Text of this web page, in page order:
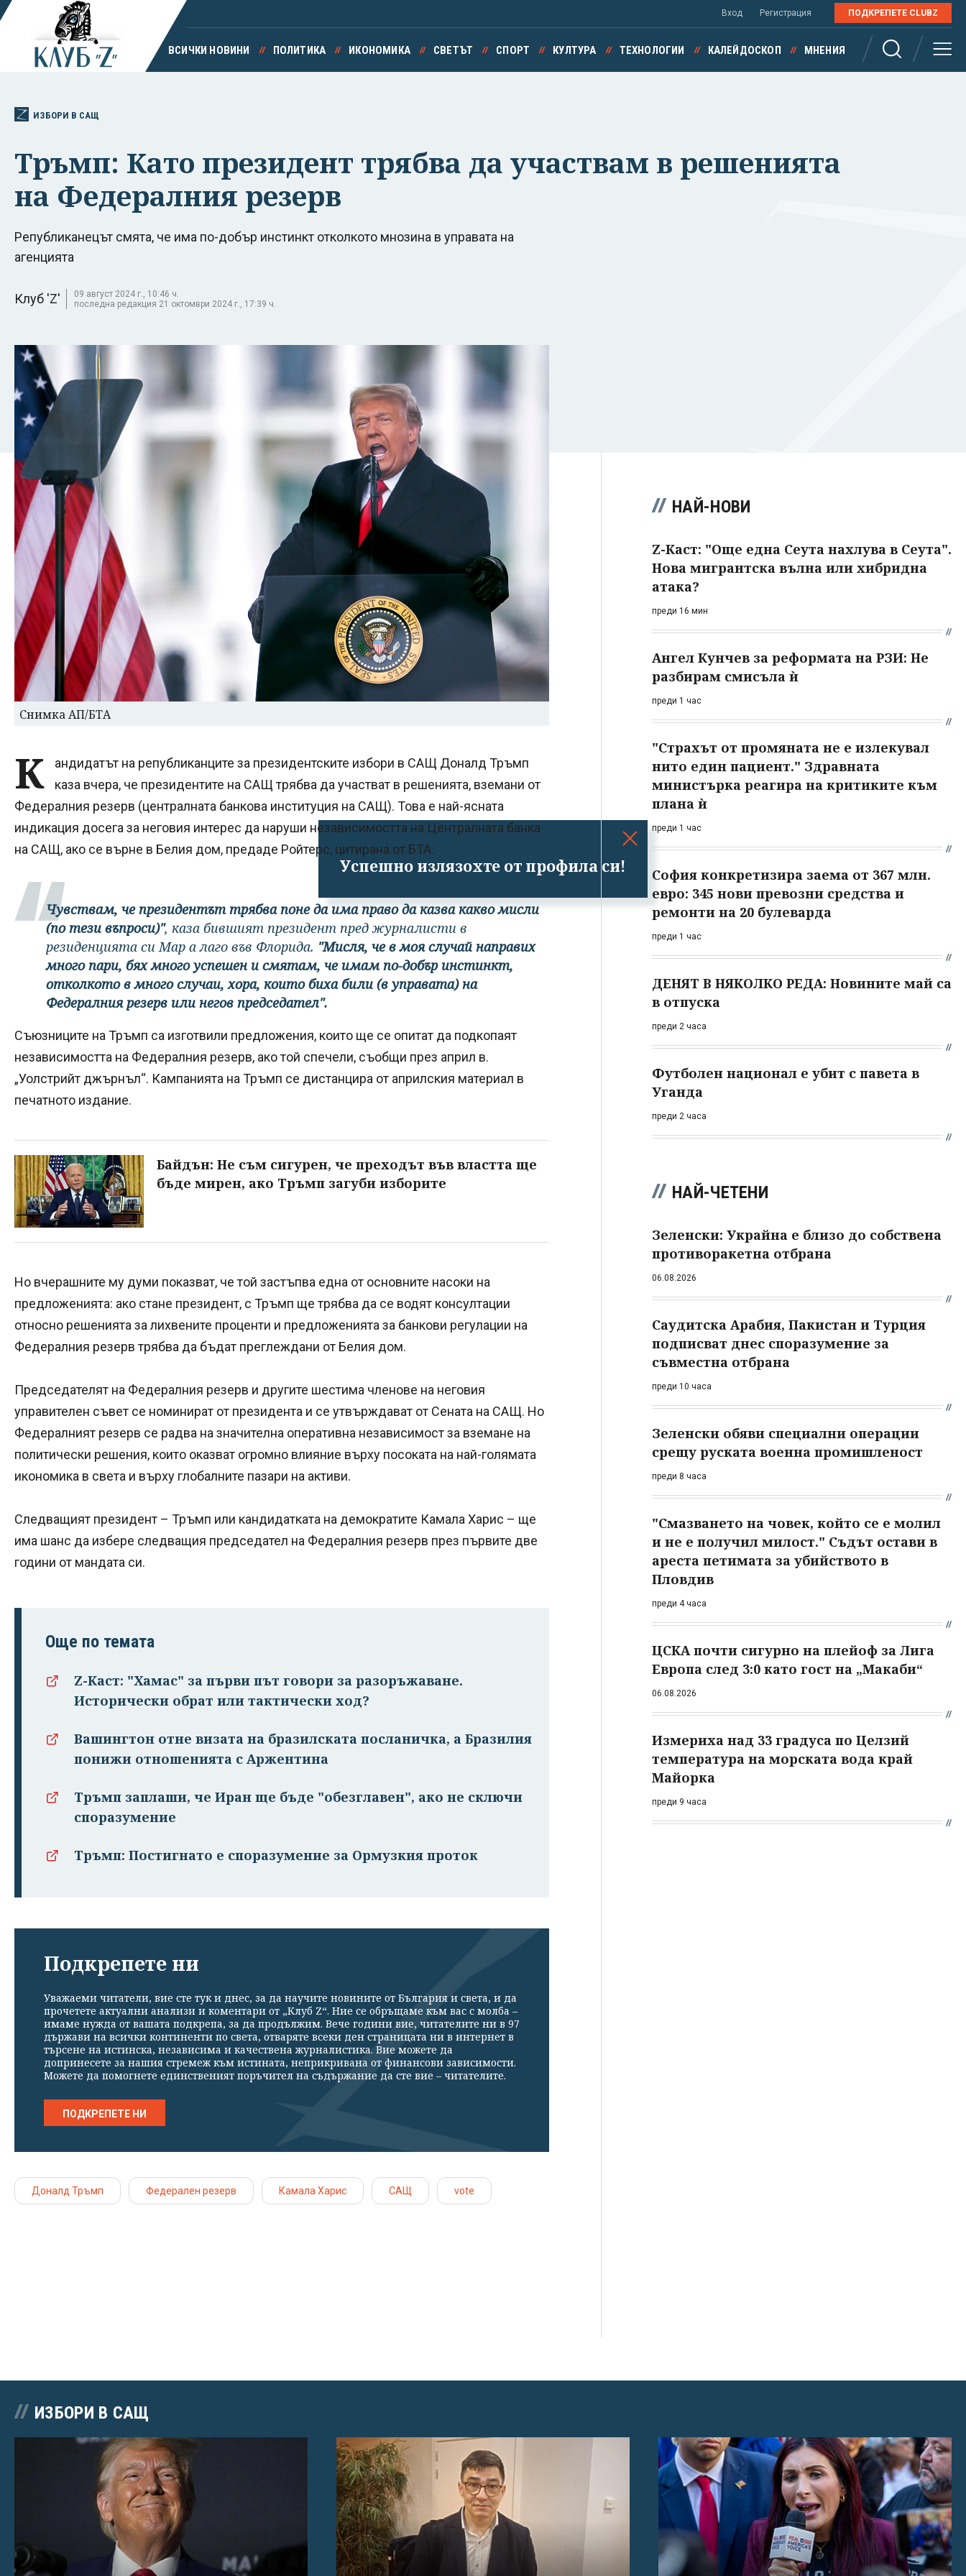
Успешно излязохте от профила си!
Вход Регистрация ПОДКРЕПЕТЕ CLUBZ
ВСИЧКИ НОВИНИ ПОЛИТИКА ИКОНОМИКА СВЕТЪТ СПОРТ КУЛТУРА ТЕХНОЛОГИИ КАЛЕЙДОСКОП МНЕНИЯ
ИЗБОРИ В САЩ
Тръмп: Като президент трябва да участвам в решенията
на Федералния резерв
Републиканецът смята, че има по-добър инстинкт отколкото мнозина в управата на
агенцията
Клуб 'Z'
09 август 2024 г., 10:46 ч.
последна редакция 21 октомври 2024 г., 17:39 ч.
Снимка АП/БТА
К
андидатът на републиканците за президентските избори в САЩ Доналд Тръмп
каза вчера, че президентите на САЩ трябва да участват в решенията, вземани от
Федералния резерв (централната банкова институция на САЩ). Това е най-ясната
индикация досега за неговия интерес да наруши независимостта на Централната банка
на САЩ, ако се върне в Белия дом, предаде Ройтерс, цитирана от БТА.
Чувствам, че президентът трябва поне да има право да казва какво мисли
(по тези въпроси)", каза бившият президент пред журналисти в
резиденцията си Мар а лаго във Флорида. "Мисля, че в моя случай направих
много пари, бях много успешен и смятам, че имам по-добър инстинкт,
отколкото в много случаи, хора, които биха били (в управата) на
Федералния резерв или негов председател".
Съюзниците на Тръмп са изготвили предложения, които ще се опитат да подкопаят
независимостта на Федералния резерв, ако той спечели, съобщи през април в.
„Уолстрийт джърнъл“. Кампанията на Тръмп се дистанцира от априлския материал в
печатното издание.
Байдън: Не съм сигурен, че преходът във властта ще
бъде мирен, ако Тръмп загуби изборите
Но вчерашните му думи показват, че той застъпва една от основните насоки на
предложенията: ако стане президент, с Тръмп ще трябва да се водят консултации
относно решенията за лихвените проценти и предложенията за банкови регулации на
Федералния резерв трябва да бъдат преглеждани от Белия дом.
Председателят на Федералния резерв и другите шестима членове на неговия
управителен съвет се номинират от президента и се утвърждават от Сената на САЩ. Но
Федералният резерв се радва на значителна оперативна независимост за вземане на
политически решения, които оказват огромно влияние върху посоката на най-голямата
икономика в света и върху глобалните пазари на активи.
Следващият президент – Тръмп или кандидатката на демократите Камала Харис – ще
има шанс да избере следващия председател на Федералния резерв през първите две
години от мандата си.
Още по темата
Z-Каст: "Хамас" за първи път говори за разоръжаване.
Исторически обрат или тактически ход?
Вашингтон отне визата на бразилската посланичка, а Бразилия
понижи отношенията с Аржентина
Тръмп заплаши, че Иран ще бъде "обезглавен", ако не сключи
споразумение
Тръмп: Постигнато е споразумение за Ормузкия проток
Подкрепете ни
Уважаеми читатели, вие сте тук и днес, за да научите новините от България и света, и да
прочетете актуални анализи и коментари от „Клуб Z“. Ние се обръщаме към вас с молба –
имаме нужда от вашата подкрепа, за да продължим. Вече години вие, читателите ни в 97
държави на всички континенти по света, отваряте всеки ден страницата ни в интернет в
търсене на истинска, независима и качествена журналистика. Вие можете да
допринесете за нашия стремеж към истината, неприкривана от финансови зависимости.
Можете да помогнете единственият поръчител на съдържание да сте вие – читателите.
ПОДКРЕПЕТЕ НИ
Доналд Тръмп Федерален резерв Камала Харис САЩ vote
НАЙ-НОВИ
Z-Каст: "Още една Сеута нахлува в Сеута".
Нова мигрантска вълна или хибридна
атака?
преди 16 мин
Ангел Кунчев за реформата на РЗИ: Не
разбирам смисъла ѝ
преди 1 час
"Страхът от промяната не е излекувал
нито един пациент." Здравната
министърка реагира на критиките към
плана ѝ
преди 1 час
София конкретизира заема от 367 млн.
евро: 345 нови превозни средства и
ремонти на 20 булеварда
преди 1 час
ДЕНЯТ В НЯКОЛКО РЕДА: Новините май са
в отпуска
преди 2 часа
Футболен национал е убит с павета в
Уганда
преди 2 часа
НАЙ-ЧЕТЕНИ
Зеленски: Украйна е близо до собствена
противоракетна отбрана
06.08.2026
Саудитска Арабия, Пакистан и Турция
подписват днес споразумение за
съвместна отбрана
преди 10 часа
Зеленски обяви специални операции
срещу руската военна промишленост
преди 8 часа
"Смазването на човек, който се е молил
и не е получил милост." Съдът остави в
ареста петимата за убийството в
Пловдив
преди 4 часа
ЦСКА почти сигурно на плейоф за Лига
Европа след 3:0 като гост на „Макаби“
06.08.2026
Измериха над 33 градуса по Целзий
температура на морската вода край
Майорка
преди 9 часа
ИЗБОРИ В САЩ